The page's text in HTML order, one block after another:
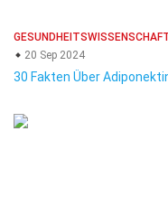
20 Sep 2024
30 Fakten Über